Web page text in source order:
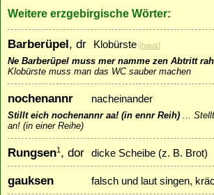
Weitere erzgebirgische Wörter:
Barberüpel, dr Klobürste [haus]
Ne Barberüpel muss mer namme zen Abtritt
Klobürste muss man das WC sauber machen
nochenannr nacheinander
Stillt eich nochenannr aa! (in ennr Reih) ...
an! (in einer Reihe)
Rungsen1, dor dicke Scheibe (z. B. Brot)
gauksen falsch und laut singen,